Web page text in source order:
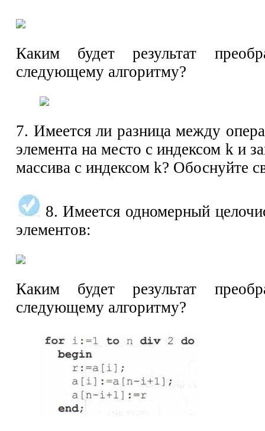
Каким будет результат
следующему алгоритму?
7. Имеется ли разница между
элемента на место с индексом k и
массива с индексом k? Обоснуйте
8. Имеется одномерный
элементов:
Каким будет результат
следующему алгоритму?